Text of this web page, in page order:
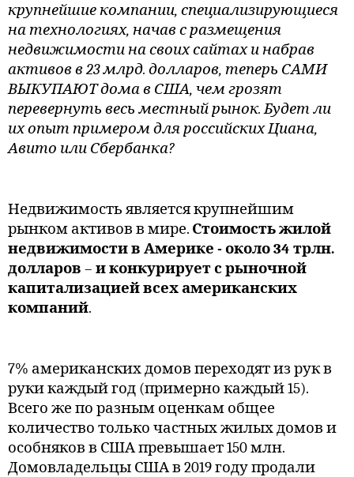
крупнейшие компании, специализирующиеся
на технологиях, начав с размещения
недвижимости на своих сайтах и набрав
активов в 23 млрд. долларов, теперь САМИ
ВЫКУПАЮТ дома в США, чем грозят
перевернуть весь местный рынок. Будет ли
их опыт примером для российских Циана,
Авито или Сбербанка?
Недвижимость является крупнейшим
рынком активов в мире. Стоимость жилой
недвижимости в Америке - около 34 трлн.
долларов – иконкурирует с рыночной
капитализацией всех американских
компаний.
7% американских домов переходят из рук в
руки каждый год (примерно каждый 15).
Всего же по разным оценкам общее
количество только частных жилых домов и
особняков в США превышает 150 млн.
Домовладельцы США в 2019 году продали